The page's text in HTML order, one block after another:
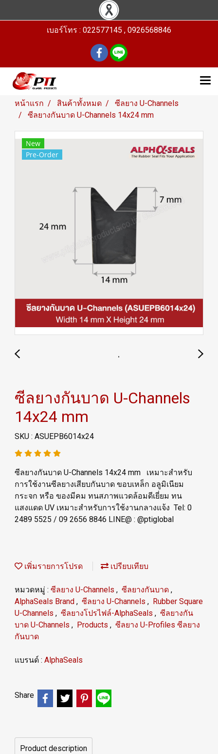
เบอร์โทร : 022577145 , 0926568846
หน้าแรก สินค้าทั้งหมด
ซีลยาง U-Channels
ซีลยางกันบาด U-Channels 14x24 mm
New
Pre-Order
ซีลยางกันบาด U-Channels
14x24 mm
SKU : ASUEPB6014x24
ซีลยางกันบาด U-Channels 14x24 mm เหมาะสำหรับ
การใช้งานซีลยางเสียบกันบาด ขอบเหล็ก อลูมิเนียม
กระจก หรือ ของมีคม ทนสภาพแวดล้อมดีเยี่ยม ทน
แสงแดด UV เหมาะสำหรับการใช้งานกลางแจ้ง Tel: 0
2489 5525 / 09 2656 8846 LINE@ : @ptiglobal
เพิ่มรายการโปรด เปรียบเทียบ
หมวดหมู่ : ซีลยาง U-Channels , ซีลยางกันบาด ,
AlphaSeals Brand , ซีลยาง U-Channels , Rubber Square
U-Channels , ซีลยางโปรไฟล์-AlphaSeals , ซีลยางกัน
บาด U-Channels , Products , ซีลยาง U-Profiles ซีลยาง
กันบาด
แบรนด์ : AlphaSeals
Share
Product description